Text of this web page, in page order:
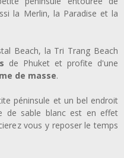
la Merlin, la Paradise et la
Beach, la Tri Trang Beach
de Phuket et profite d'une
de masse.
péninsule et un bel endroit
de sable blanc est en effet
vous y reposer le temps